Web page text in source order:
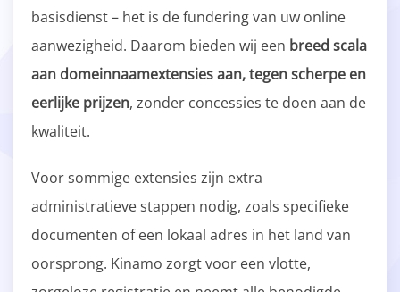
basisdienst – het is de fundering van uw online
aanwezigheid. Daarom bieden wij een breed scala
aan domeinnaamextensies aan, tegen scherpe en
eerlijke prijzen, zonder concessies te doen aan de
kwaliteit.
Voor sommige extensies zijn extra
administratieve stappen nodig, zoals specifieke
documenten of een lokaal adres in het land van
oorsprong. Kinamo zorgt voor een vlotte,